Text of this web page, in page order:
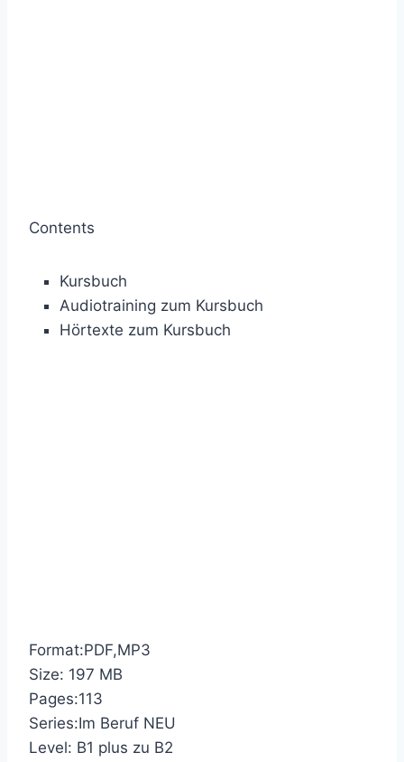
Contents
Kursbuch
Audiotraining zum Kursbuch
Hörtexte zum Kursbuch
Format:PDF,MP3
Size: 197 MB
Pages:113
Series:Im Beruf NEU
Level: B1 plus zu B2